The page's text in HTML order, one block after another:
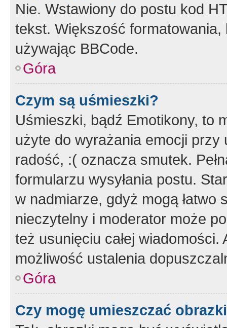
Nie. Wstawiony do postu kod
tekst. Większość
używając BBCode.
Góra
Czym są uśmieszki?
Uśmieszki, bądź Emotikony, to
użyte do wyrażania emocji
radość, :( oznacza smutek.
formularzu wysyłania postu.
w nadmiarze, gdyż mogą
nieczytelny i moderator może
też usunięciu całej
możliwość ustalenia
Góra
Czy mogę umieszczać